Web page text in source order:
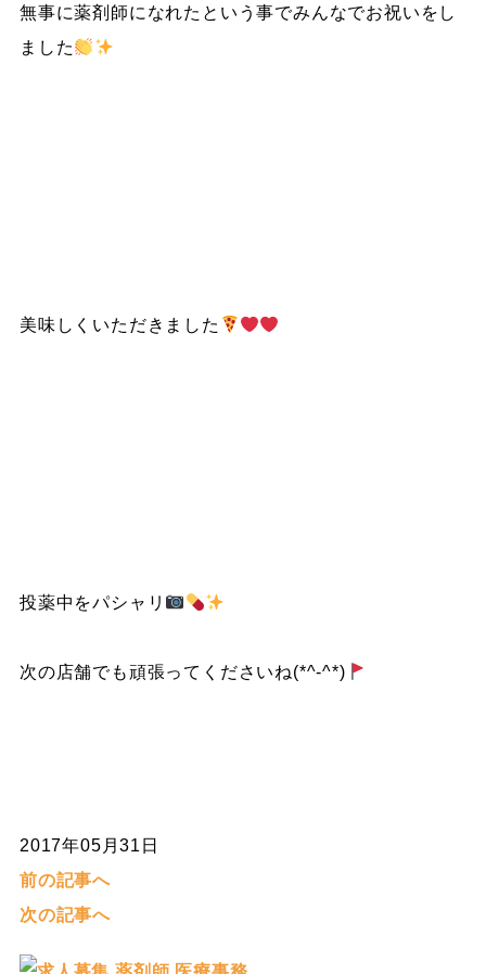
無事に薬剤師になれたという事でみんなでお祝いをし
ました
美味しくいただきました
投薬中をパシャリ
次の店舗でも頑張ってくださいね(*^-^*)
2017年05月31日
前の記事へ
次の記事へ